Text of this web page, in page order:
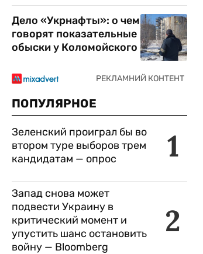
Дело «Укрнафты»: о чем
говорят показательные
обыски у Коломойского
ПОПУЛЯРНОЕ
1
Зеленский проиграл бы во
втором туре выборов трем
кандидатам — опрос
2
Запад снова может
подвести Украину в
критический момент и
упустить шанс остановить
войну — Bloomberg